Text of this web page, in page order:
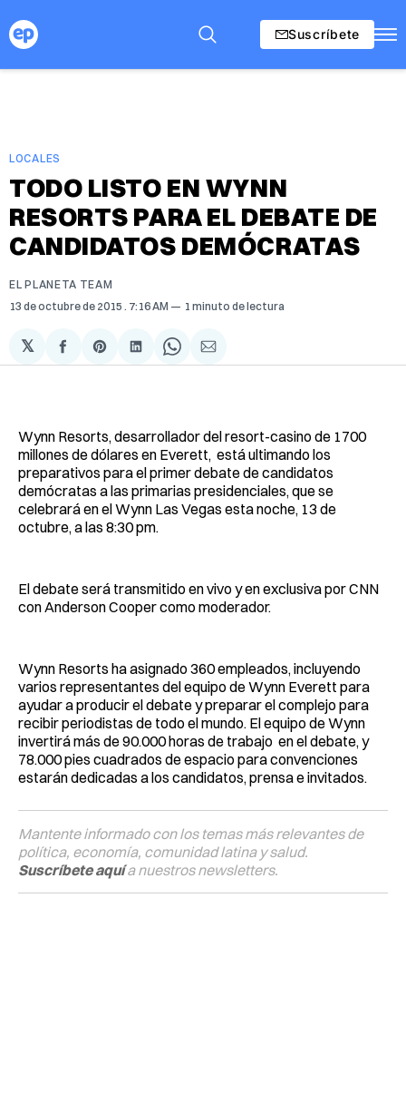
Suscríbete
LOCALES
TODO LISTO EN WYNN
RESORTS PARA EL DEBATE DE
CANDIDATOS DEMÓCRATAS
EL PLANETA TEAM
13 de octubre de 2015 . 7:16 AM 1 minuto de lectura
𝕏
Compartir
en
Share
on
Compartir
en
Share
on
Compartir
via
Wynn Resorts, desarrollador del resort-casino de 1700
millones de dólares en Everett, está ultimando los
preparativos para el primer debate de candidatos
demócratas a las primarias presidenciales, que se
celebrará en el Wynn Las Vegas esta noche, 13 de
octubre, a las 8:30 pm.
El debate será transmitido en vivo y en exclusiva por CNN
con Anderson Cooper como moderador.
Wynn Resorts ha asignado 360 empleados, incluyendo
varios representantes del equipo de Wynn Everett para
ayudar a producir el debate y preparar el complejo para
recibir periodistas de todo el mundo. El equipo de Wynn
invertirá más de 90.000 horas de trabajo en el debate, y
78.000 pies cuadrados de espacio para convenciones
estarán dedicadas a los candidatos, prensa e invitados.
Mantente informado con los temas más relevantes de
política, economía, comunidad latina y salud.
Suscríbete aquía nuestros newsletters.